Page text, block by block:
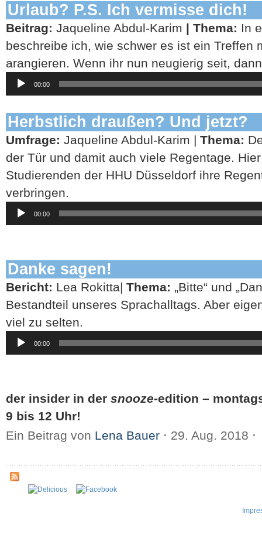
Urlaub? P.S. Ich vermisse dich!
Beitrag: Jaqueline Abdul-Karim | Thema: In
beschreibe ich, wie schwer es ist ein Treffen
arangieren. Wenn ihr nun neugierig seit,
Audio-
Player
00:00
Herbstlich draußen? Und jetzt?
Umfrage: Jaqueline Abdul-Karim | Thema:
der Tür und damit auch viele Regentage.
Studierenden der HHU Düsseldorf ihre
verbringen.
Audio-
Player
00:00
Danke sagen!
Bericht: Lea Rokitta| Thema: „Bitte“ und
Bestandteil unseres Sprachalltags. Aber
viel zu selten.
Audio-
Player
00:00
der insider in der snooze-edition –
9 bis 12 Uhr!
Ein Beitrag von Lena Bauer ⋅ 29. Aug. 2018 ⋅